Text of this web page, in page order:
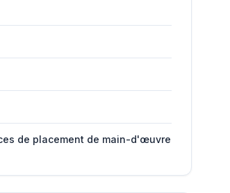
de placement de main-d'œuvre